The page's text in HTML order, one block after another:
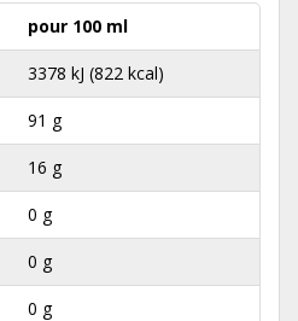
pour 100 ml
3378 kJ (822 kcal)
91 g
16 g
0 g
0 g
0 g